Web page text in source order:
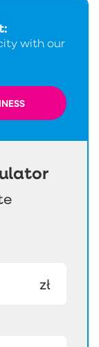
zł
with our